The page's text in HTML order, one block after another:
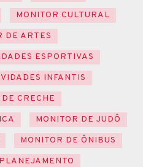
MONITOR CULTURAL
DE ARTES
ESPORTIVAS
INFANTIS
CRECHE
MONITOR DE JUDÔ
MONITOR DE ÔNIBUS